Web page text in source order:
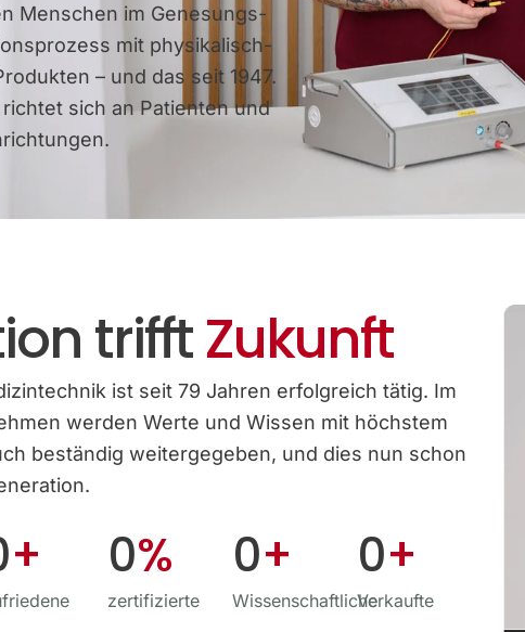
Menschen im Genesungs-
mit physikalisch-
– und das seit 1947.
sich an Patienten und
trifftZukunft
ist seit 79 Jahren erfolgreich tätig. Im
werden Werte und Wissen mit höchstem
beständig weitergegeben, und dies nun schon
+
zertifizierte
0%
Wissenschaftliche
0+
Verkaufte
0+